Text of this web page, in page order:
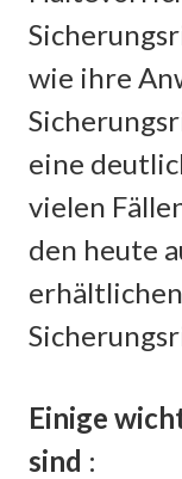
wie ihre
eine
vielen
den heute
Einige
sind :